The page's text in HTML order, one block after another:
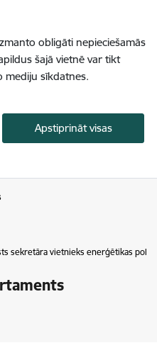
obligāti nepieciešamās
šajā vietnē var tikt
mediju sīkdatnes.
Apstiprināt visas
sekretāra vietnieks enerģētikas